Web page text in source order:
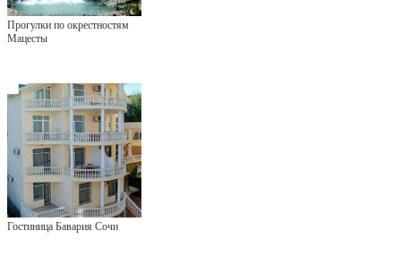
Прогулки по окрестностям
Мацесты
Гостиница Бавария Сочи